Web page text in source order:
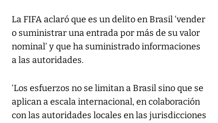
La FIFA aclaró que es un delito en Brasil ‘vender
o suministrar una entrada por más de su valor
nominal’ y que ha suministrado informaciones
a las autoridades.
‘Los esfuerzos no se limitan a Brasil sino que se
aplican a escala internacional, en colaboración
con las autoridades locales en las jurisdicciones